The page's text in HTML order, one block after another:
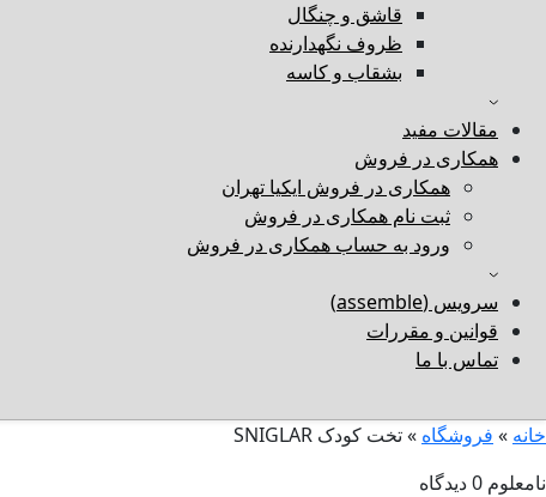
قاشق و چنگال
ظروف نگهدارنده
بشقاب و کاسه
مقالات مفید
همکاری در فروش
همکاری در فروش ایکیا تهران
ثبت نام همکاری در فروش
ورود به حساب همکاری در فروش
سرویس (assemble)
قوانین و مقررات
تماس با ما
خانه » فروشگاه »تخت کودک SNIGLAR
نامعلوم 0 دیدگاه